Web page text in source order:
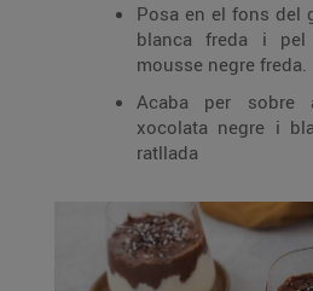
Posa en el fons del
blanca freda i
mousse negre freda.
Acaba per sobre
xocolata negre i
ratllada